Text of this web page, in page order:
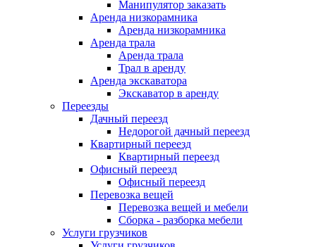
Манипулятор заказать
Аренда низкорамника
Аренда низкорамника
Аренда трала
Аренда трала
Трал в аренду
Аренда экскаватора
Экскаватор в аренду
Переезды
Дачный переезд
Недорогой дачный переезд
Квартирный переезд
Квартирный переезд
Офисный переезд
Офисный переезд
Перевозка вещей
Перевозка вещей и мебели
Сборка - разборка мебели
Услуги грузчиков